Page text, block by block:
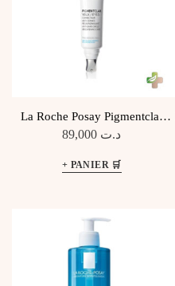
La Roche Posay Pigmentclar
Yeux 15Mll
د.ت